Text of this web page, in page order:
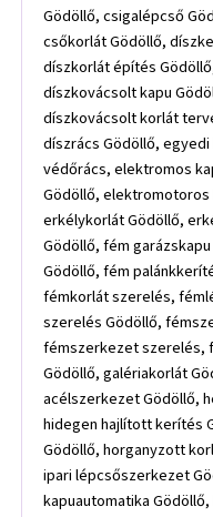
Gödöllő, csigalépcső
csőkorlát Gödöllő,
díszkorlát építés
díszkovácsolt kapu
díszkovácsolt korlát
díszrács Gödöllő,
védőrács, elektromos
Gödöllő,
erkélykorlát Gödöllő,
Gödöllő, fém
Gödöllő, fém
fémkorlát szerelés,
szerelés Gödöllő,
fémszerkezet szerelés,
Gödöllő, galériakorlát
acélszerkezet Gödöllő,
hidegen hajlított kerítés
Gödöllő, horganyzott
ipari lépcsőszerkezet
kapuautomatika